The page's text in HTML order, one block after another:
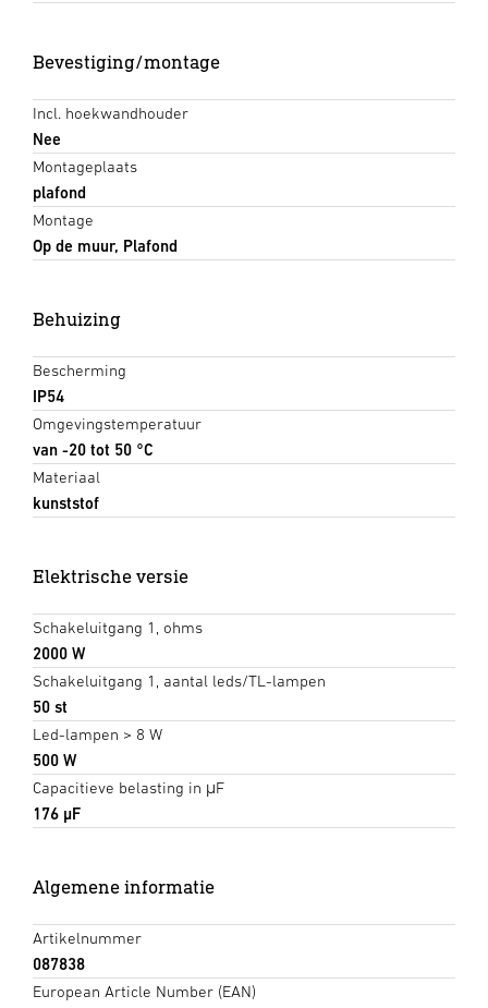
Bevestiging/montage
Incl. hoekwandhouder
Nee
Montageplaats
plafond
Montage
Op de muur, Plafond
Behuizing
Bescherming
IP54
Omgevingstemperatuur
van -20 tot 50 °C
Materiaal
kunststof
Elektrische versie
Schakeluitgang 1, ohms
2000 W
Schakeluitgang 1, aantal leds/TL-lampen
50 st
Led-lampen > 8 W
500 W
Capacitieve belasting in μF
176 µF
Algemene informatie
Artikelnummer
087838
European Article Number (EAN)